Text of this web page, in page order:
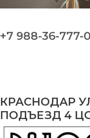
+7 988-36-777-
КРАСНОДАР
ПОДЪЕЗД 4